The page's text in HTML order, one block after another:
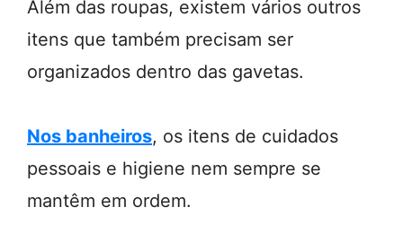
Além das roupas, existem vários outros
itens que também precisam ser
organizados dentro das gavetas.
Nos banheiros, os itens de cuidados
pessoais e higiene nem sempre se
mantêm em ordem.